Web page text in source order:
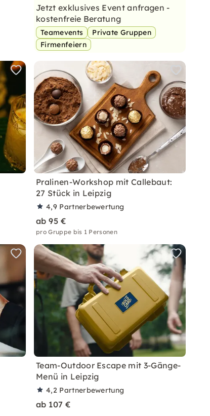
Jetzt exklusives Event anfragen -
kostenfreie Beratung
Teamevents
Private Gruppen
Firmenfeiern
Pralinen-Workshop mit Callebaut:
27 Stück in Leipzig
4,9 Partnerbewertung
ab 95 €
pro Gruppe bis 1 Personen
Team-Outdoor Escape mit 3-Gänge-
Menü in Leipzig
4,2 Partnerbewertung
ab 107 €